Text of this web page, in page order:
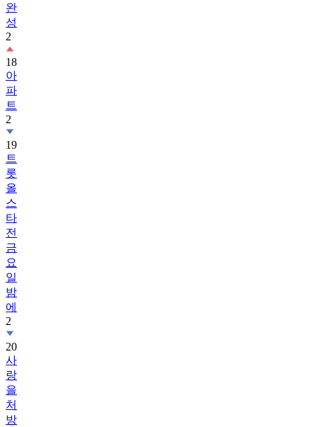
완
성
2
18
아
파
트
2
19
트
롯
올
스
타
전
금
요
일
밤
에
2
20
사
랑
을
처
방